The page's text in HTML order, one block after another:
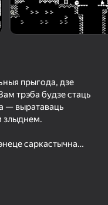
прыгода, дзе
трэба будзе стаць
— выратаваць
злыднем.
саркастычна
накіроўваць вас